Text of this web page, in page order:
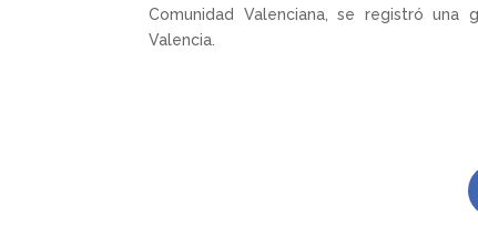
Comunidad Valenciana, se registró
Valencia.